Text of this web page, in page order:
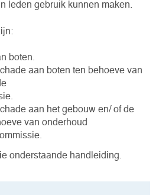
leden gebruik kunnen maken.
boten.
aan boten ten behoeve van
aan het gebouw en/ of de
van onderhoud
onderstaande handleiding.